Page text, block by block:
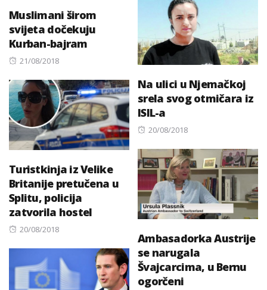
Muslimani širom
svijeta dočekuju
Kurban-bajram
Posted
21/08/2018
Na ulici u Njemačkoj
srela svog otmičara iz
ISIL-a
Posted
20/08/2018
Turistkinja iz Velike
Britanije pretučena u
Splitu, policija
zatvorila hostel
Posted
20/08/2018
Ambasadorka Austrije
se narugala
Švajcarcima, u Bernu
ogorčeni